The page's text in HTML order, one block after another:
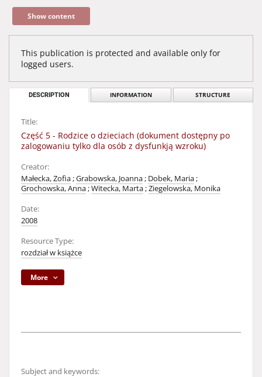
Show content
This publication is protected and available only for
logged users.
DESCRIPTION INFORMATION STRUCTURE
Title:
Część 5 - Rodzice o dzieciach (dokument dostępny po
zalogowaniu tylko dla osób z dysfunkją wzroku)
Creator:
Małecka, Zofia;Grabowska, Joanna; Dobek, Maria;
Grochowska, Anna;Witecka, Marta;Ziegelowska, Monika
Date:
2008
Resource Type:
rozdział w książce
More
Subject and keywords: